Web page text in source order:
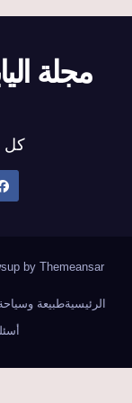
كل
by Themeansar
الرئيسيةطبيعة